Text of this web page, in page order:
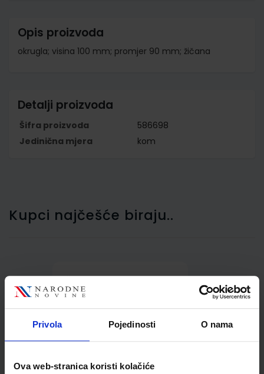
Privola Pojedinosti O nama
Ova web-stranica koristi kolačiće
Opis proizvoda
okrugla; visina 100 mm; promjer 90 mm; žičana
Detalji proizvoda
Šifra proizvoda
586698
Jedinična mjera
kom
Kupci najčešće biraju..
žičana, JS802 crna